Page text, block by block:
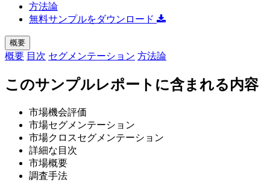
方法論
無料サンプルをダウンロード
概要
概要 目次 セグメンテーション 方法論
このサンプルレポートに含まれる内容
市場機会評価
市場セグメンテーション
市場クロスセグメンテーション
詳細な目次
市場概要
調査手法